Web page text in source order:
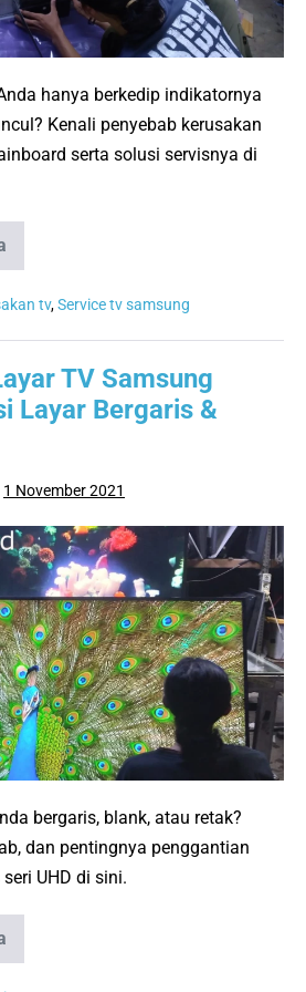
hanya berkedip indikatornya
Kenali penyebab kerusakan
serta solusi servisnya di
tv,Service tv samsung
TV Samsung
Layar Bergaris &
1 November 2021
bergaris, blank, atau retak?
dan pentingnya penggantian
UHD di sini.